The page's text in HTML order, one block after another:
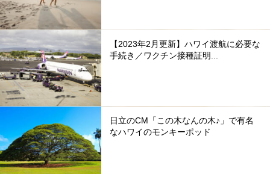
【2023年2月更新】ハワイ渡航に必要な
手続き／ワクチン接種証明...
日立のCM「この木なんの木♪」で有名
なハワイのモンキーポッド